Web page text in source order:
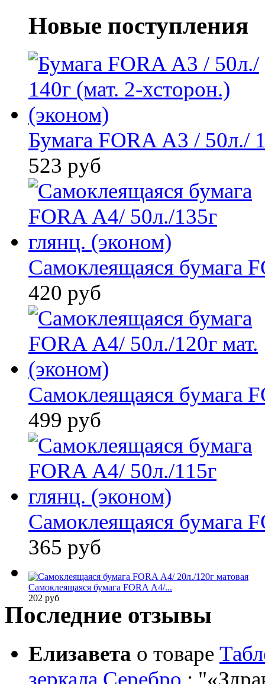
Новые поступления
Бумага FORA А3 / 50л./
523 руб
Самоклеящаяся бумага
420 руб
Самоклеящаяся бумага
499 руб
Самоклеящаяся бумага
365 руб
Самоклеящаяся бумага FORA А4/...
202 руб
Последние отзывы
Елизавета о товаре
зеркала Серебро :